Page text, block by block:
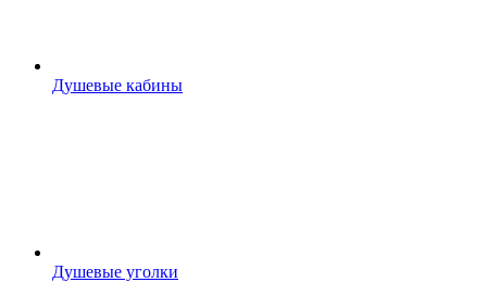
Душевые кабины
Душевые уголки